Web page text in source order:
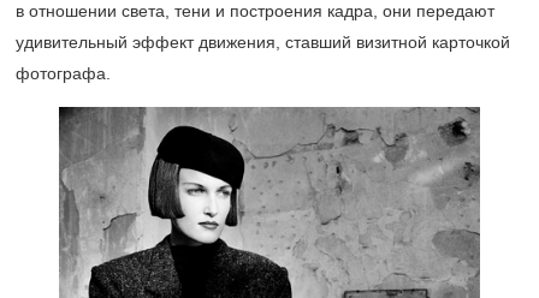
в отношении света, тени и построения кадра, они передают
удивительный эффект движения, ставший визитной карточкой
фотографа.